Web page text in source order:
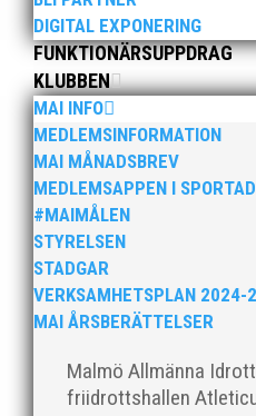
DIGITAL EXPONERING
FUNKTIONÄRSUPPDRAG
KLUBBEN
MAI INFO
MEDLEMSINFORMATION
MAI MÅNADSBREV
MEDLEMSAPPEN I
#MAIMÅLEN
STYRELSEN
STADGAR
VERKSAMHETSPLAN 2024-
MAI ÅRSBERÄTTELSER
Malmö Allmänna
friidrottshallen
Magasin Spring #2
reportage” från vårt
Malmö